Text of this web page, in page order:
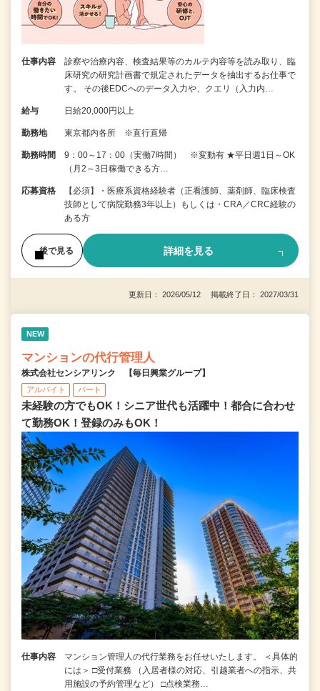
仕事内容
診察や治療内容、検査結果等のカルテ内容等を読み取り、臨
床研究の研究計画書で規定されたデータを抽出するお仕事で
す。 その後EDCへのデータ入力や、クエリ（入力内…
給与 日給20,000円以上
勤務地 東京都内各所 ※直行直帰
勤務時間
9：00～17：00（実働7時間） ※変動有 ★平日週1日～OK
（月2～3日稼働できる方…
応募資格
【必須】・医療系資格経験者（正看護師、薬剤師、臨床検査
技師として病院勤務3年以上）もしくは・CRA／CRC経験の
ある方
後で見る 詳細を見る
更新日： 2026/05/12 掲載終了日： 2027/03/31
NEW
マンションの代行管理人
株式会社センシアリンク 【毎日興業グループ】
アルバイト パート
未経験の方でもOK！シニア世代も活躍中！都合に合わせ
て勤務OK！登録のみもOK！
仕事内容
マンション管理人の代行業務をお任せいたします。 ＜具体的
には＞ □受付業務 （入居者様の対応、引越業者への指示、共
用施設の予約管理など） □点検業務…